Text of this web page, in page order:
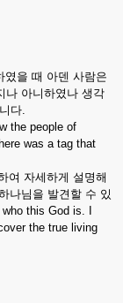
였을 때 아덴 사람은
나 아니하였나 생각
다.
the people of
was a tag that
자세하게 설명해
나님을 발견할 수 있
this God is. I
the true living